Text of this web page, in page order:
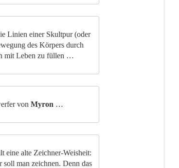
Linien einer Skultpur (oder
des Körpers durch
mit Leben zu füllen …
von Myron …
eine alte Zeichner-Weisheit:
soll man zeichnen. Denn das